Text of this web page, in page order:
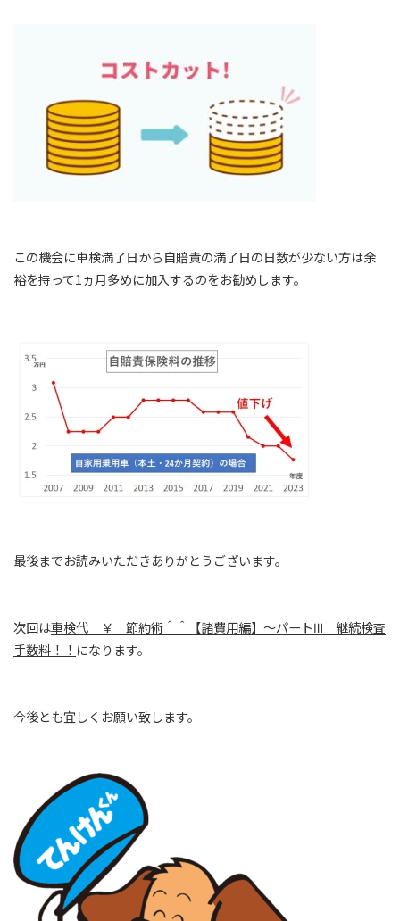
この機会に車検満了日から自賠責の満了日の日数が少ない方は余
裕を持って1ヵ月多めに加入するのをお勧めします。
最後までお読みいただきありがとうございます。
次回は車検代 ￥ 節約術＾＾【諸費用編】～パートⅢ 継続検査
手数料！！ になります。
今後とも宜しくお願い致します。